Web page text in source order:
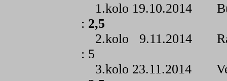
1.kolo 19.10.2014
: 2,5
2.kolo 9.11.2014
: 5
3.kolo 23.11.2014